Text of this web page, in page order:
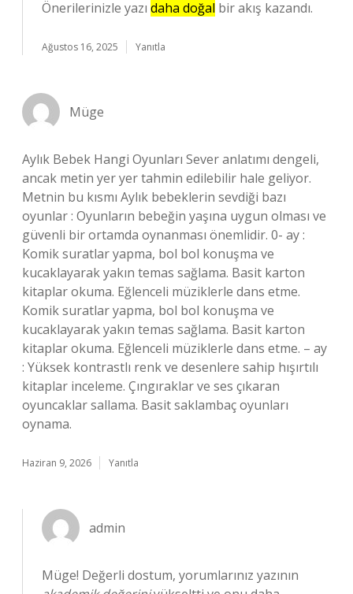
Önerilerinizle yazı daha doğal bir akış kazandı.
Ağustos 16, 2025 Yanıtla
Müge
Aylık Bebek Hangi Oyunları Sever anlatımı dengeli,
ancak metin yer yer tahmin edilebilir hale geliyor.
Metnin bu kısmı Aylık bebeklerin sevdiği bazı
oyunlar : Oyunların bebeğin yaşına uygun olması ve
güvenli bir ortamda oynanması önemlidir. 0- ay :
Komik suratlar yapma, bol bol konuşma ve
kucaklayarak yakın temas sağlama. Basit karton
kitaplar okuma. Eğlenceli müziklerle dans etme.
Komik suratlar yapma, bol bol konuşma ve
kucaklayarak yakın temas sağlama. Basit karton
kitaplar okuma. Eğlenceli müziklerle dans etme. – ay
: Yüksek kontrastlı renk ve desenlere sahip hışırtılı
kitaplar inceleme. Çıngıraklar ve ses çıkaran
oyuncaklar sallama. Basit saklambaç oyunları
oynama.
Haziran 9, 2026 Yanıtla
admin
Müge! Değerli dostum, yorumlarınız yazının